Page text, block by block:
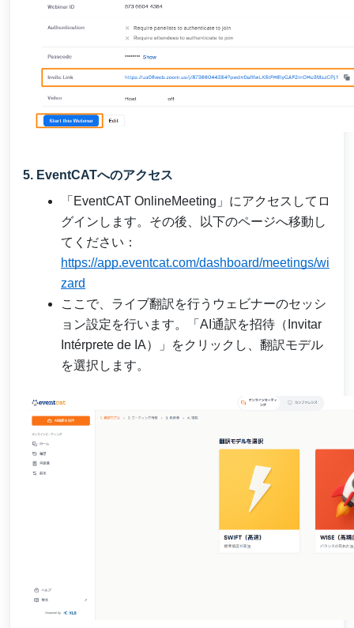
5. EventCATへのアクセス
「EventCAT OnlineMeeting」にアクセスしてロ
グインします。その後、以下のページへ移動し
てください：
https://app.eventcat.com/dashboard/meetings/wi
zard
ここで、ライブ翻訳を行うウェビナーのセッシ
ョン設定を行います。「AI通訳を招待（Invitar
Intérprete de IA）」をクリックし、翻訳モデル
を選択します。